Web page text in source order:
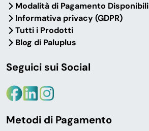
Modalità di Pagamento Disponibili
Informativa privacy (GDPR)
Tutti i Prodotti
Blog di Paluplus
Seguici sui Social
Metodi di Pagamento